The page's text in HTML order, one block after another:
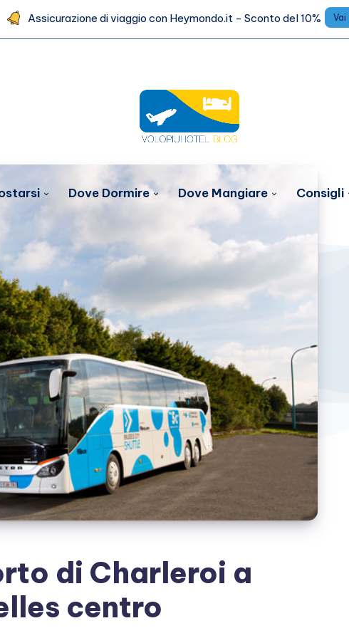
Assicurazione di viaggio con Heymondo.it - Sconto del 10% Vai
Dove Dormire Dove Mangiare Consigli
di Charleroi a
centro